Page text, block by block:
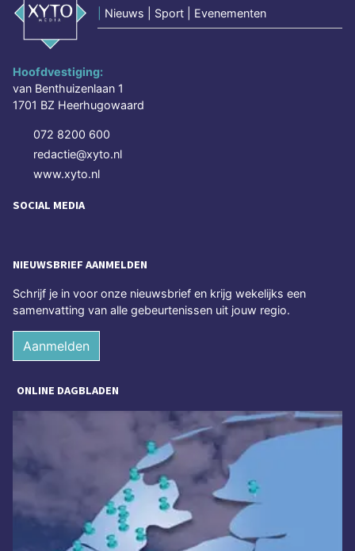
Nieuws | Sport | Evenementen
Hoofdvestiging:
van Benthuizenlaan 1
1701 BZ Heerhugowaard
072 8200 600
redactie@xyto.nl
www.xyto.nl
SOCIAL MEDIA
NIEUWSBRIEF AANMELDEN
Schrijf je in voor onze nieuwsbrief en krijg wekelijks een
samenvatting van alle gebeurtenissen uit jouw regio.
Aanmelden
ONLINE DAGBLADEN